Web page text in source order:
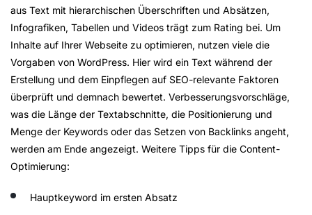
aus Text mit hierarchischen Überschriften und Absätzen,
Infografiken, Tabellen und Videos trägt zum Rating bei. Um
Inhalte auf Ihrer Webseite zu optimieren, nutzen viele die
Vorgaben von WordPress. Hier wird ein Text während der
Erstellung und dem Einpflegen auf SEO-relevante Faktoren
überprüft und demnach bewertet. Verbesserungsvorschläge,
was die Länge der Textabschnitte, die Positionierung und
Menge der Keywords oder das Setzen von Backlinks angeht,
werden am Ende angezeigt. Weitere Tipps für die Content-
Optimierung:
Hauptkeyword im ersten Absatz